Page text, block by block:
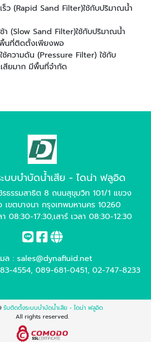
ร็ว (Rapid Sand Filter)ใช้กับปริมาณน้ำ
า (Slow Sand Filter)ใช้กับปริมาณน้ำ
นที่ติดตั้งเพียงพอ
ช้ความดัน (Pressure Filter) ใช้กับ
สียมาก มีพื้นที่จำกัด
บบบำบัดน้ำเสีย - ไดน่า ฟลูอิด
ธรรมสาธิต 8 ถนนสุขุมวิท 101/1 แขวง
เขตบางนา กรุงเทพมหานคร 10260
08:30-17:30,เสาร์ เวลา 08:30-12:30
ล : sales@dynafluid.net
4554, 089-681-0451, 02-747-8233
รับติดตั้งระบบบำบัดน้ำเสีย - ไดน่า ฟลูอิด
All rights reserved.